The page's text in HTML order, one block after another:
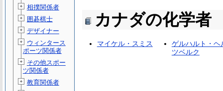
カナダの化学者
マイケル・スミス
ゲルハルト・ヘ
ツベルク
相撲関係者
囲碁棋士
デザイナー
ウィンタース
ポーツ関係者
その他スポー
ツ関係者
教育関係者